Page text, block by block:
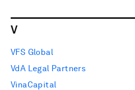
V
VFS Global
VdA Legal Partners
VinaCapital